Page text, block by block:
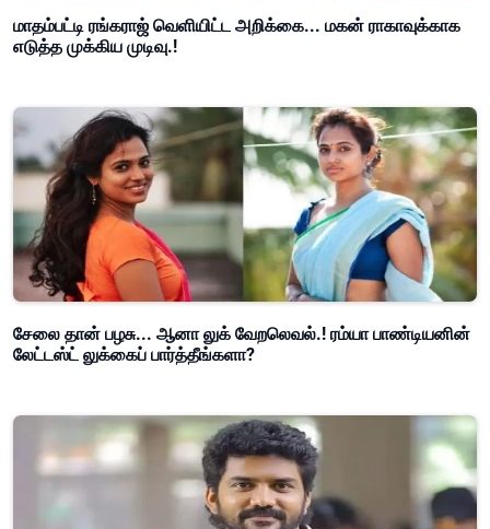
மாதம்பட்டி ரங்கராஜ் வெளியிட்ட அறிக்கை... மகன் ராகாவுக்காக
எடுத்த முக்கிய முடிவு.!
சேலை தான் பழசு... ஆனா லுக் வேறலெவல்.! ரம்யா பாண்டியனின்
லேட்டஸ்ட் லுக்கைப் பார்த்தீங்களா?